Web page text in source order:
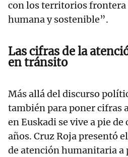
con los territorios frontera
humana y sostenible”.
Las cifras de la
en tránsito
Más allá del discurso
también para poner cifras
en Euskadi se vive a pie de
años. Cruz Roja presentó
de atención humanitaria a